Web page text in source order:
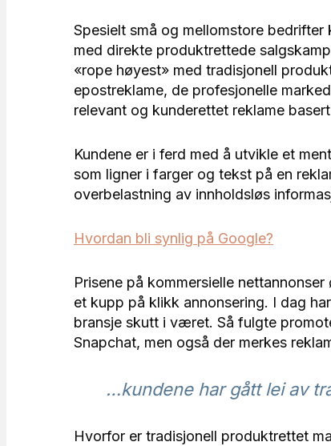
Spesielt små og mellomstore
med direkte produktrettede
«rope høyest» med tradisjonell
epostreklame, de profesjonelle
relevant og kunderettet reklame
Kundene er i ferd med å utvikle et
som ligner i farger og tekst på en
overbelastning av innholdsløs
Hvordan bli synlig på Google?
Prisene på kommersielle
et kupp på klikk annonsering. I dag
bransje skutt i været. Så fulgte
Snapchat, men også der merkes
…kundene har gått lei av
Hvorfor er tradisjonell produktrettet